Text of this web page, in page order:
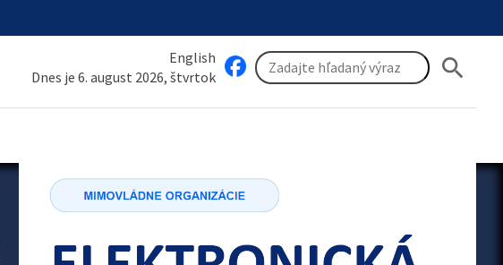
English
Dnes je 6. august 2026, štvrtok
search